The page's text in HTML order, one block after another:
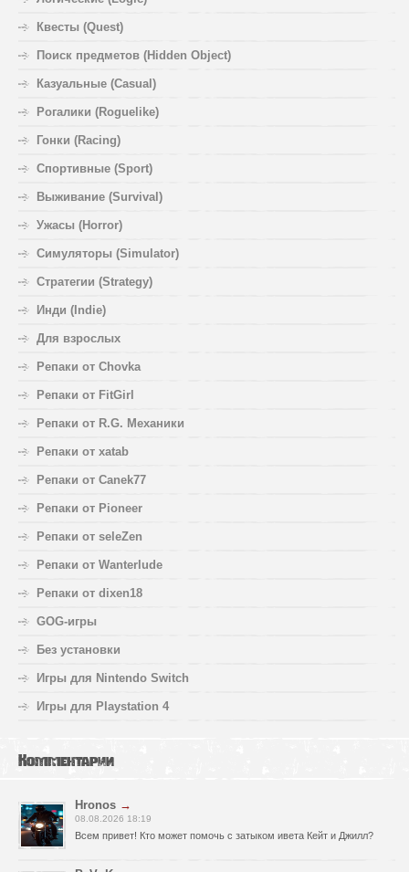
Квесты (Quest)
Поиск предметов (Hidden Object)
Казуальные (Casual)
Рогалики (Roguelike)
Гонки (Racing)
Спортивные (Sport)
Выживание (Survival)
Ужасы (Horror)
Симуляторы (Simulator)
Стратегии (Strategy)
Инди (Indie)
Для взрослых
Репаки от Chovka
Репаки от FitGirl
Репаки от R.G. Механики
Репаки от xatab
Репаки от Canek77
Репаки от Pioneer
Репаки от seleZen
Репаки от Wanterlude
Репаки от dixen18
GOG-игры
Без установки
Игры для Nintendo Switch
Игры для Playstation 4
Комментарии
Hronos →
08.08.2026 18:19
Всем привет! Кто может помочь с затыком ивета Кейт и Джилл?